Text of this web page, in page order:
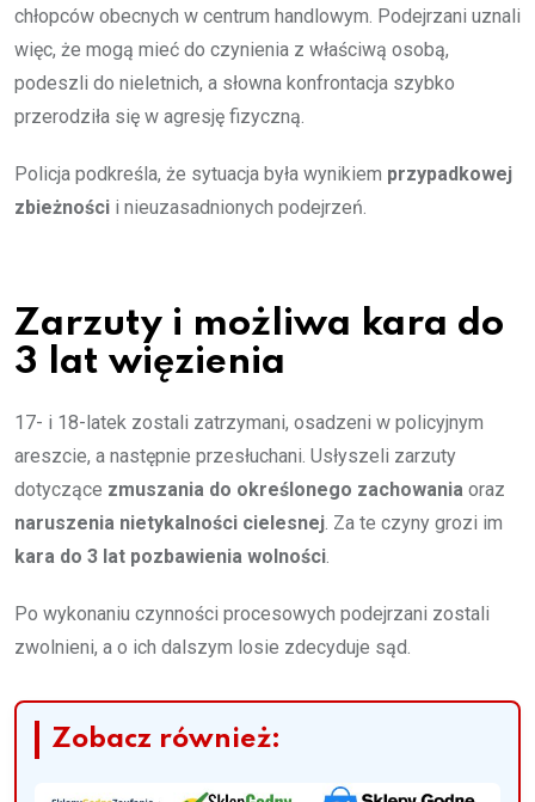
chłopców obecnych w centrum handlowym. Podejrzani uznali
więc, że mogą mieć do czynienia z właściwą osobą,
podeszli do nieletnich, a słowna konfrontacja szybko
przerodziła się w agresję fizyczną.
Policja podkreśla, że sytuacja była wynikiem przypadkowej
zbieżności i nieuzasadnionych podejrzeń.
Zarzuty i możliwa kara do
3 lat więzienia
17- i 18-latek zostali zatrzymani, osadzeni w policyjnym
areszcie, a następnie przesłuchani. Usłyszeli zarzuty
dotyczące zmuszania do określonego zachowania oraz
naruszenia nietykalności cielesnej . Za te czyny grozi im
kara do 3 lat pozbawienia wolności
Po wykonaniu czynności procesowych podejrzani zostali
zwolnieni, a o ich dalszym losie zdecyduje sąd.
Zobacz również: